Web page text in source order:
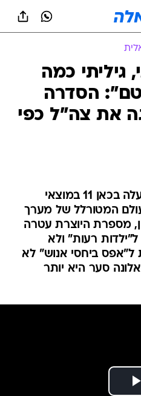
כמה
הסדרה
את צה"ל כפי
הסדרה "המפקדת", שתעלה בכאן 11 במוצאי
המטורלל של מערך
מספרת היוצרת עטרה
רעות" ולא
ל"אפס ביחסי אנוש" לא
סער היא יותר